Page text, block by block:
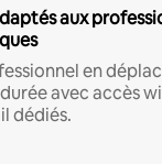
aux
en
avec accès
dédiés.